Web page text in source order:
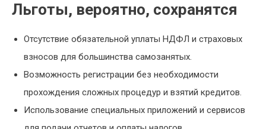
Льготы, вероятно, сохранятся
Отсутствие обязательной уплаты НДФЛ и страховых
взносов для большинства самозанятых.
Возможность регистрации без необходимости
прохождения сложных процедур и взятий кредитов.
Использование специальных приложений и сервисов